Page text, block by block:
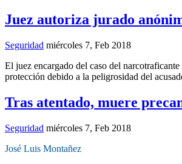
Juez autoriza jurado
Seguridad miércoles 7, Feb 2018
El juez encargado del caso del
protección debido a la peligrosidad del
Tras atentado, muere
Seguridad miércoles 7, Feb 2018
José Luis Montañez